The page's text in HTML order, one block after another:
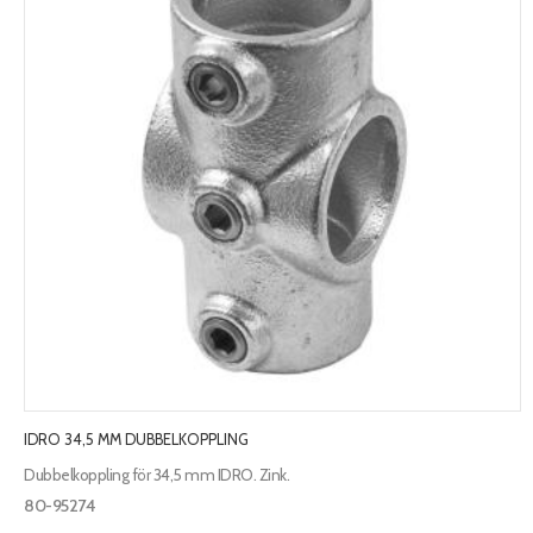
IDRO 34,5 MM DUBBELKOPPLING
Dubbelkoppling för 34,5 mm IDRO. Zink.
80-95274